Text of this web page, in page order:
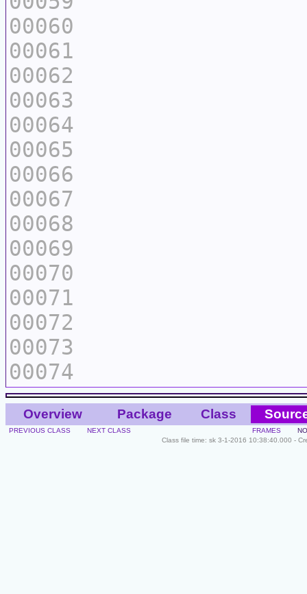
00060
00061
00062
00063
00064
00065
00066
00067
00068
00069
00070
00071
00072
00073
00074
Overview Package Class
PREVIOUS CLASS NEXT CLASS FRAMES
Class file time: sk 3-1-2016 10:38:40.000 -